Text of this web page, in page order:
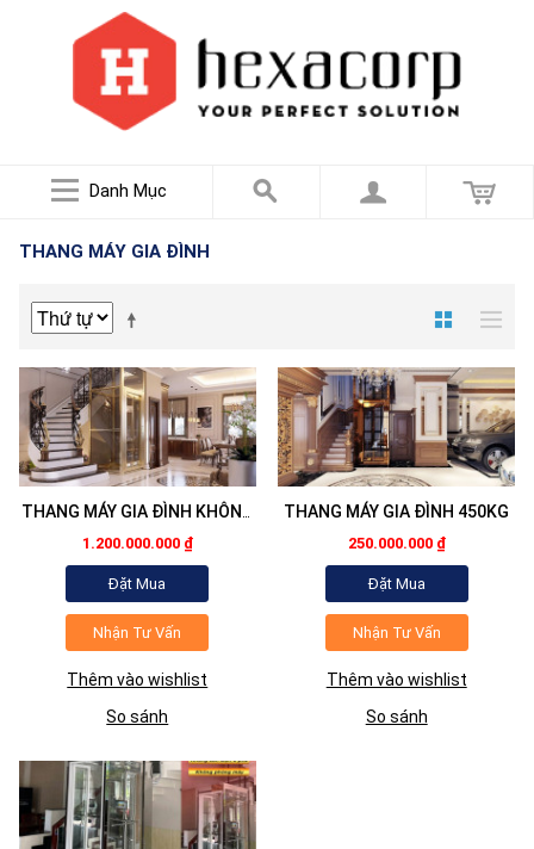
Danh Mục
THANG MÁY GIA ĐÌNH
THANG MÁY GIA ĐÌNH KHÔNG
PHÒNG MÁY
1.200.000.000 ₫
Đặt Mua
Nhận Tư Vấn
Thêm vào wishlist
So sánh
THANG MÁY GIA ĐÌNH 450KG
250.000.000 ₫
Đặt Mua
Nhận Tư Vấn
Thêm vào wishlist
So sánh